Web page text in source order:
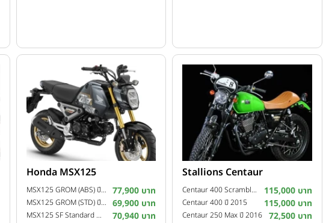
Honda MSX125
MSX125 GROM (ABS) ปี 2022 77,900 บาท
MSX125 GROM (STD) ปี 2022 69,900 บาท
MSX125 SF Standard MY20 ปี 2020 70,940 บาท
Stallions Centaur
Centaur 400 Scrambler ปี 2016 115,000 บาท
Centaur 400 ปี 2015 115,000 บาท
Centaur 250 Max ปี 2016 72,500 บาท